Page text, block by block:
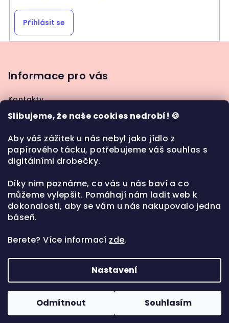
Slibujeme, že naše cookies nedrobí! 🍪
Aby váš zážitek u nás nebyl jako jídlo z
papírového tácku, potřebujeme váš souhlas s
digitálními drobečky.
Díky nim poznáme, co vás u nás baví a co
můžeme vylepšit. Pomáhají nám ladit web k
dokonalosti, aby se vám u nás nakupovalo jedna
báseň.
Berete?Více informací zde.
Nastavení
Odmítnout Souhlasím
Přihlásit se
a
t
Informace pro vás
Kontakty
Jak nakupovat
Obchodní podmínky
Ochrana osobních údajů
Kontakt
play@playt.cz
Upravit nastavení cookies
Vytvořil Shoptet